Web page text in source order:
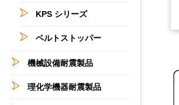
KPS シリーズ
ベルトストッパー
機械設備耐震製品
理化学機器耐震製品